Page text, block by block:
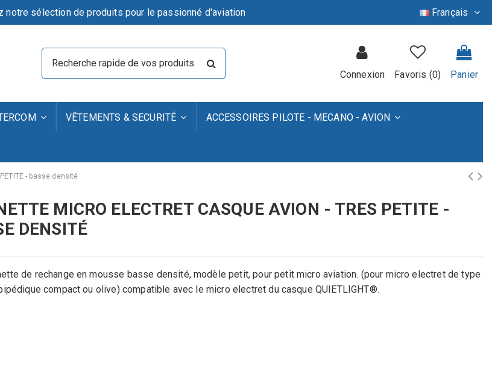
notre sélection de produits pour le passionné d'aviation Français
Connexion Favoris (0) Panier
VÊTEMENTS & SECURITÉ ACCESSOIRES PILOTE - MECANO - AVION
- basse densité
MICRO ELECTRET CASQUE AVION - TRES PETITE -
DENSITÉ
de rechange en mousse basse densité, modèle petit, pour petit micro aviation. (pour micro electret de type
compact ou olive) compatible avec le micro electret du casque QUIETLIGHT®.